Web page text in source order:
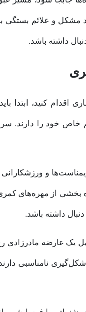
و علائم بستگی
داشته باشد.
اقدام کنید، ابتدا
و
بخشی از مهره‌های
داشته باشد.
یک عارضه مادرزادی
نامناسبی